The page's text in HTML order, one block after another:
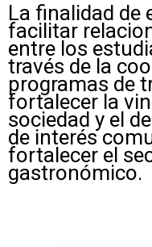
La finalidad de
facilitar
entre los
través de la
programas de
fortalecer la
sociedad y el
de interés
fortalecer el
gastronómico.